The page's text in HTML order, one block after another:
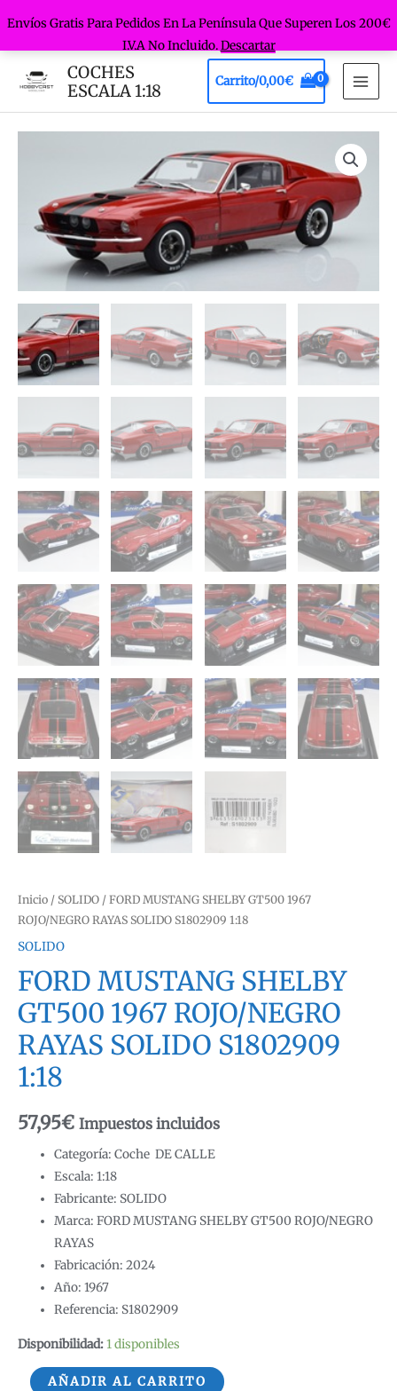
Envíos Gratis Para Pedidos En La Península Que Superen Los 200€
I.V.A No Incluido.Descartar
COCHES
ESCALA 1:18
Carrito/0,00€
Inicio / SOLIDO / FORD MUSTANG SHELBY GT500 1967
ROJO/NEGRO RAYAS SOLIDO S1802909 1:18
SOLIDO
FORD MUSTANG SHELBY
GT500 1967 ROJO/NEGRO
RAYAS SOLIDO S1802909
1:18
57,95€ Impuestos incluidos
Categoría: Coche DE CALLE
Escala: 1:18
Fabricante: SOLIDO
Marca: FORD MUSTANG SHELBY GT500 ROJO/NEGRO
RAYAS
Fabricación: 2024
Año: 1967
Referencia: S1802909
Disponibilidad:1 disponibles
FORDAÑADIR AL CARRITO